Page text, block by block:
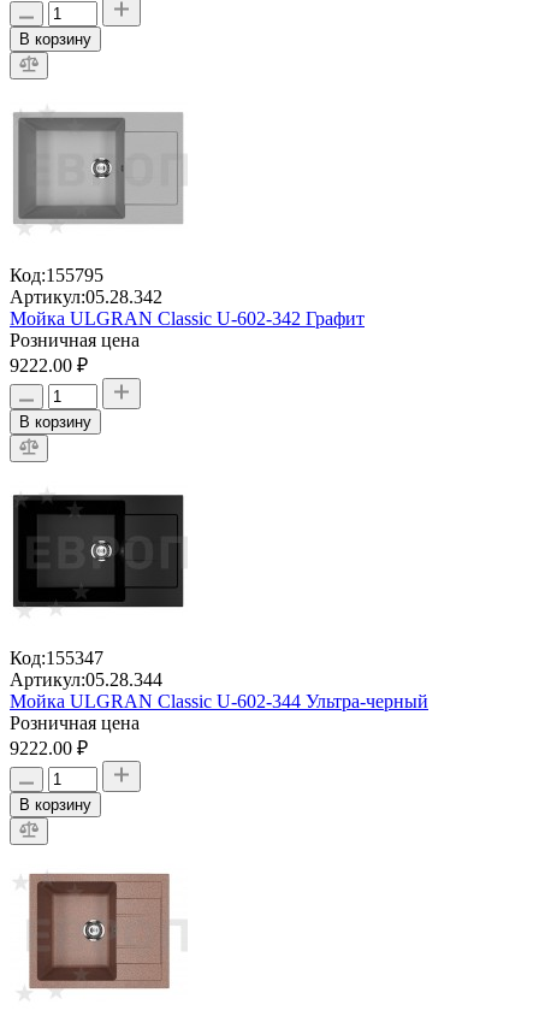
В корзину
Код:155795
Артикул:05.28.342
Мойка ULGRAN Classic U-602-342 Графит
Розничная цена
9222.00 ₽
В корзину
Код:155347
Артикул:05.28.344
Мойка ULGRAN Classic U-602-344 Ультра-черный
Розничная цена
9222.00 ₽
В корзину